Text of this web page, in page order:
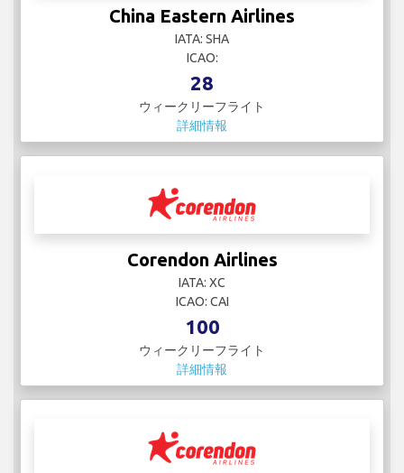
China Eastern Airlines
IATA: SHA
ICAO:
28
ウィークリーフライト
詳細情報
Corendon Airlines
IATA: XC
ICAO: CAI
100
ウィークリーフライト
詳細情報